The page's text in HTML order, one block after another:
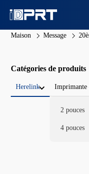
Maison Message
Catégories de produits
Herelink Imprimante
2 pouces
4 pouces